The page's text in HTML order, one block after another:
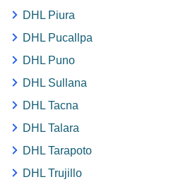
DHL Piura
DHL Pucallpa
DHL Puno
DHL Sullana
DHL Tacna
DHL Talara
DHL Tarapoto
DHL Trujillo